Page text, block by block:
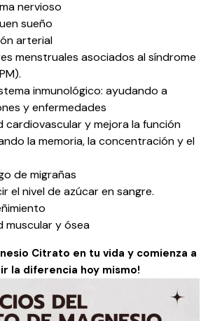
nervioso
sueño
arterial
menstruales asociados al síndrome
inmunológico: ayudando a
y enfermedades
cardiovascular y mejora la función
la memoria, la concentración y el
de migrañas
el nivel de azúcar en sangre.
muscular y ósea
Citrato en tu vida y comienza a
la diferencia hoy mismo!